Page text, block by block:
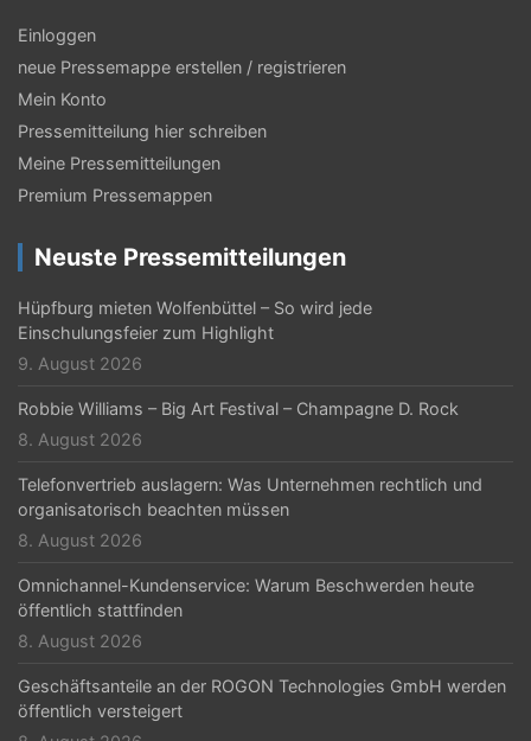
Einloggen
neue Pressemappe erstellen / registrieren
Mein Konto
Pressemitteilung hier schreiben
Meine Pressemitteilungen
Premium Pressemappen
Neuste Pressemitteilungen
Hüpfburg mieten Wolfenbüttel – So wird jede
Einschulungsfeier zum Highlight
9. August 2026
Robbie Williams – Big Art Festival – Champagne D. Rock
8. August 2026
Telefonvertrieb auslagern: Was Unternehmen rechtlich und
organisatorisch beachten müssen
8. August 2026
Omnichannel-Kundenservice: Warum Beschwerden heute
öffentlich stattfinden
8. August 2026
Geschäftsanteile an der ROGON Technologies GmbH werden
öffentlich versteigert